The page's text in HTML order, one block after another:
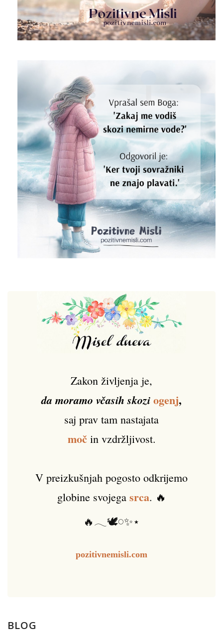
Zakon življenja je,
da moramo včasih skoziogenj,
saj prav tam nastajata
močin vzdržljivost.
V preizkušnjah pogosto odkrijemo
globine svojega srca. 🔥
🔥𓂃🕊️𓏸✨⋆
pozitivnemisli.com
BLOG